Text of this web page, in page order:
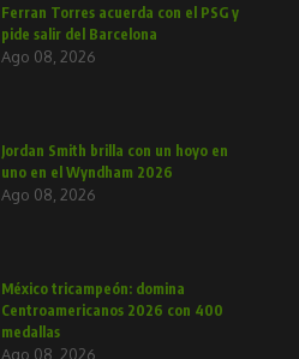
Ferran Torres acuerda con el PSG y
pide salir del Barcelona
Ago 08, 2026
Jordan Smith brilla con un hoyo en
uno en el Wyndham 2026
Ago 08, 2026
México tricampeón: domina
Centroamericanos 2026 con 400
medallas
Ago 08, 2026